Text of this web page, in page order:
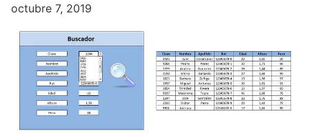
octubre 7, 2019